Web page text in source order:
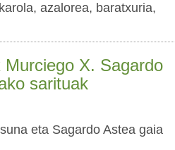
azalorea, baratxuria,
X. Sagardo
sarituak
eta Sagardo Astea gaia